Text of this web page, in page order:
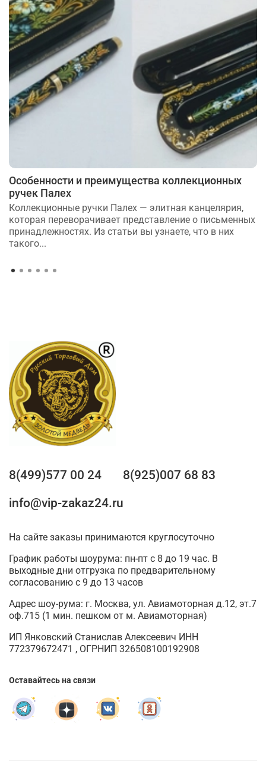
Особенности и преимущества коллекционных
ручек Палех
Коллекционные ручки Палех — элитная канцелярия,
которая переворачивает представление о письменных
принадлежностях. Из статьи вы узнаете, что в них
такого...
8(499)577 00 24
8(925)007 68 83
info@vip-zakaz24.ru
На сайте заказы принимаются круглосуточно
График работы шоурума: пн-пт с 8 до 19 час. В
выходные дни отгрузка по предварительному
согласованию с 9 до 13 часов
Адрес шоу-рума: г. Москва, ул. Авиамоторная д.12, эт.7
оф.715 (1 мин. пешком от м. Авиамоторная)
ИП Янковский Станислав Алексеевич ИНН
772379672471 , ОГРНИП 326508100192908
Оставайтесь на связи